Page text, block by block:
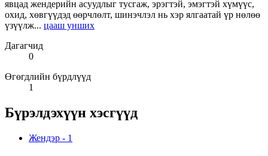
явцад жендерийн асуудлыг тусгаж, эрэгтэй, эмэгтэй хүмүүс,
охид, хөвгүүдэд өөрчлөлт, шинэчлэл нь хэр ялгаатай үр нөлөө
үзүүлж... цааш унших
Дагагчид
0
Өгөгдлийн бүрдлүүд
1
Бүрэлдэхүүн хэсгүүд
Жендэр - 1